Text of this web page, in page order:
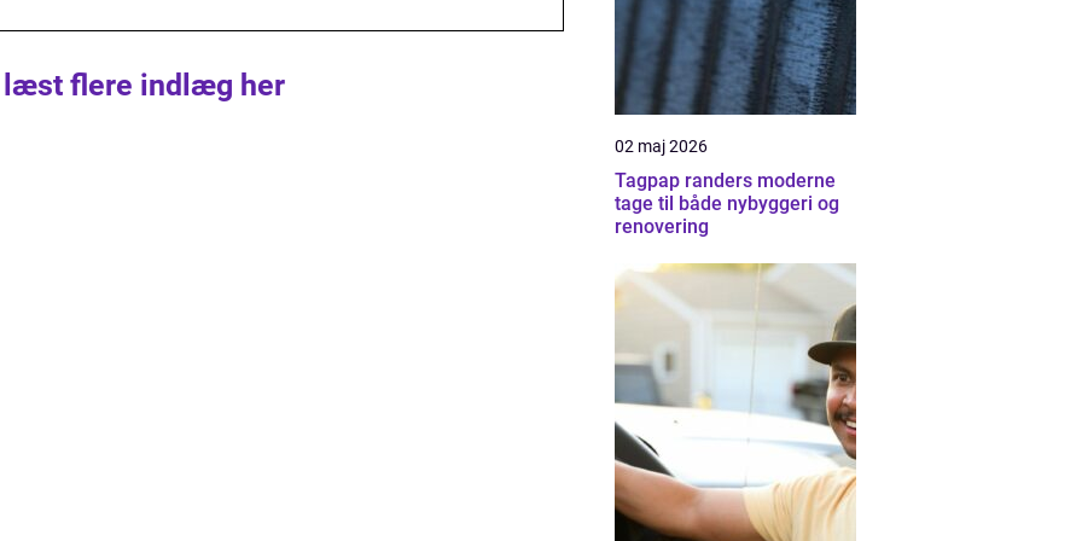
læst flere indlæg her
02 maj 2026
Tagpap randers moderne
tage til både nybyggeri og
renovering